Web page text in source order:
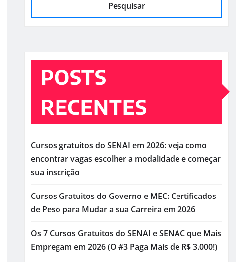
Pesquisar
POSTS
RECENTES
Cursos gratuitos do SENAI em 2026: veja como
encontrar vagas escolher a modalidade e começar
sua inscrição
Cursos Gratuitos do Governo e MEC: Certificados
de Peso para Mudar a sua Carreira em 2026
Os 7 Cursos Gratuitos do SENAI e SENAC que Mais
Empregam em 2026 (O #3 Paga Mais de R$ 3.000!)